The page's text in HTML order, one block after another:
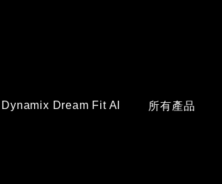
Dynamix Dream Fit AI 所有產品